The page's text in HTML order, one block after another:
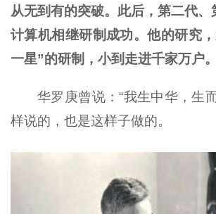
从无到有的突破。此后，第二代
计算机相继研制成功。他的研究
一星”的研制，小到走进千家万户。
华罗庚曾说：“我生中华，生
样说的，也是这样子做的。